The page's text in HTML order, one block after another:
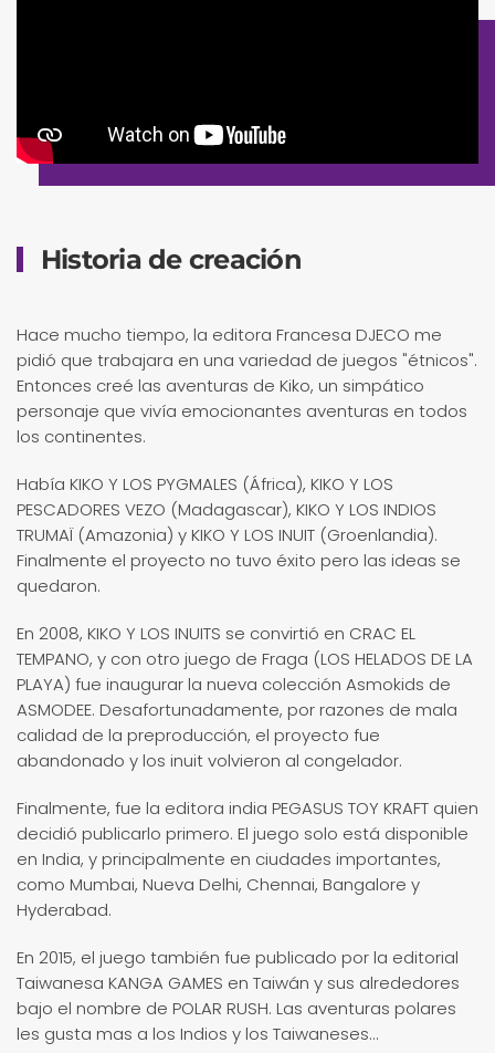
Historia de creación
Hace mucho tiempo, la editora Francesa DJECO me
pidió que trabajara en una variedad de juegos "étnicos".
Entonces creé las aventuras de Kiko, un simpático
personaje que vivía emocionantes aventuras en todos
los continentes.
Había KIKO Y LOS PYGMALES (África), KIKO Y LOS
PESCADORES VEZO (Madagascar), KIKO Y LOS INDIOS
TRUMAÏ (Amazonia) y KIKO Y LOS INUIT (Groenlandia).
Finalmente el proyecto no tuvo éxito pero las ideas se
quedaron.
En 2008, KIKO Y LOS INUITS se convirtió en CRAC EL
TEMPANO, y con otro juego de Fraga (LOS HELADOS DE LA
PLAYA) fue inaugurar la nueva colección Asmokids de
ASMODEE. Desafortunadamente, por razones de mala
calidad de la preproducción, el proyecto fue
abandonado y los inuit volvieron al congelador.
Finalmente, fue la editora india PEGASUS TOY KRAFT quien
decidió publicarlo primero. El juego solo está disponible
en India, y principalmente en ciudades importantes,
como Mumbai, Nueva Delhi, Chennai, Bangalore y
Hyderabad.
En 2015, el juego también fue publicado por la editorial
Taiwanesa KANGA GAMES en Taiwán y sus alrededores
bajo el nombre de POLAR RUSH. Las aventuras polares
les gusta mas a los Indios y los Taiwaneses...